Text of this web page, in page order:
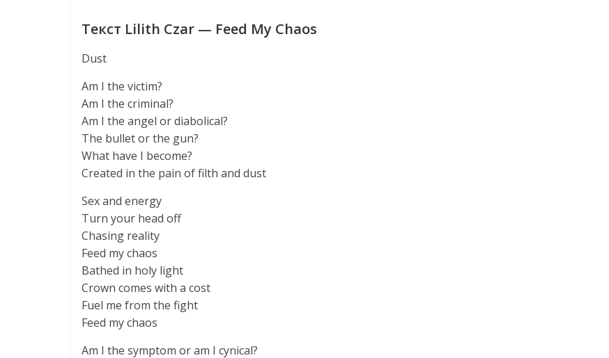
Текст Lilith Czar — Feed My Chaos
Dust
Am I the victim?
Am I the criminal?
Am I the angel or diabolical?
The bullet or the gun?
What have I become?
Created in the pain of filth and dust
Sex and energy
Turn your head off
Chasing reality
Feed my chaos
Bathed in holy light
Crown comes with a cost
Fuel me from the fight
Feed my chaos
Am I the symptom or am I cynical?